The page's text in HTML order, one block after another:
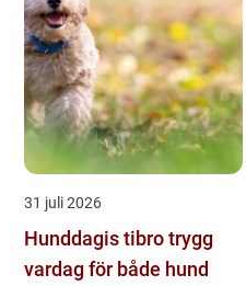
31 juli 2026
Hunddagis tibro trygg
vardag för både hund